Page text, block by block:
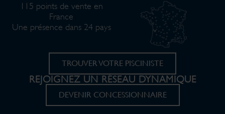
115 points de vente en
France
Une présence dans 24 pays
TROUVER VOTRE PISCINISTE
REJOIGNEZ UN RÉSEAU DYNAMIQUE
DEVENIR CONCESSIONNAIRE